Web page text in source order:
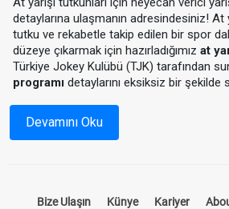
detaylarına ulaşmanın adresindesiniz! At
tutku ve rekabetle takip edilen bir spor
düzeye çıkarmak için hazırladığımızat
Türkiye Jokey Kulübü (TJK) tarafından
programı detaylarını eksiksiz bir şekilde
durumlarını önceden inceleyebilir,
almak için stratejinizi oluşturabilirsiniz.
Devamını Oku
Bize Ulaşın Künye Kariyer